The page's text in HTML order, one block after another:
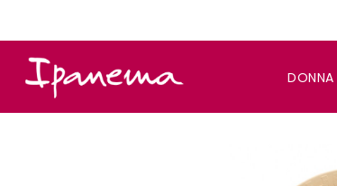
DONNA